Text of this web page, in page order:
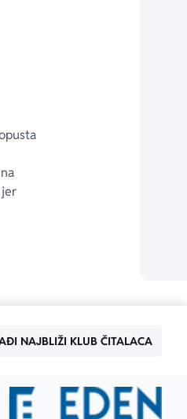
NAJBLIŽI KLUB ČITALACA